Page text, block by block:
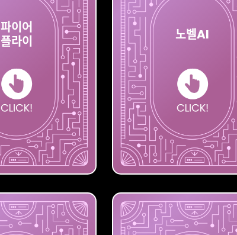
파이어
플라이
파이어
플라이
노벨AI